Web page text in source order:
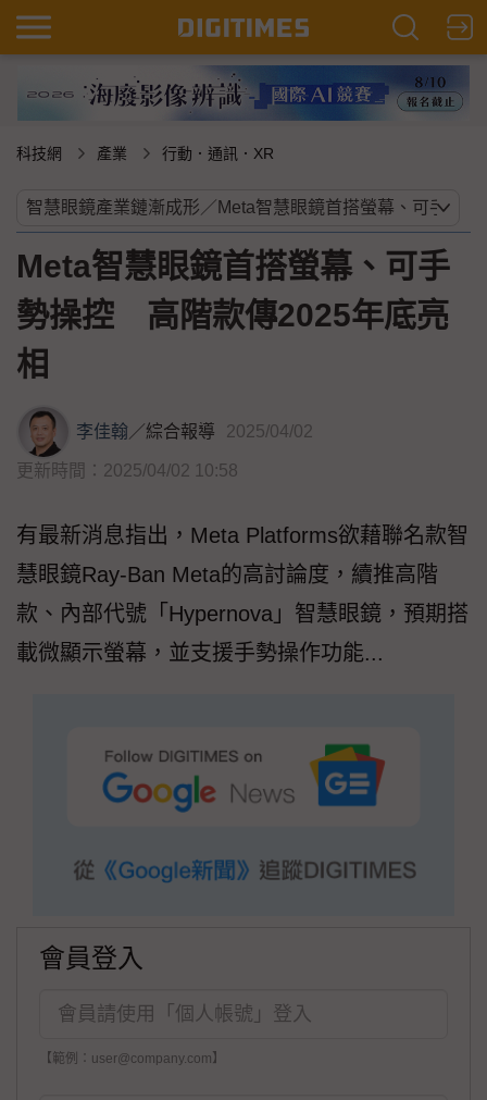
科技網 產業 行動．通訊．XR
Meta智慧眼鏡首搭螢幕、可手
勢操控 高階款傳2025年底亮
相
李佳翰／綜合報導 2025/04/02
更新時間：2025/04/02 10:58
有最新消息指出，Meta Platforms欲藉聯名款智
慧眼鏡Ray-Ban Meta的高討論度，續推高階
款、內部代號「Hypernova」智慧眼鏡，預期搭
載微顯示螢幕，並支援手勢操作功能...
會員登入
【範例：user@company.com】